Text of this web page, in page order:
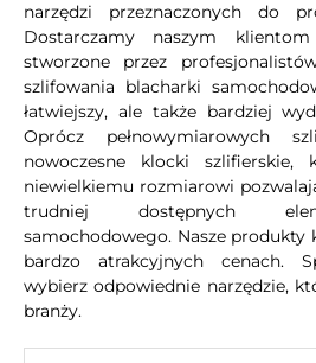
narzędzi przeznaczonych do
Dostarczamy naszym
stworzone przez
szlifowania blacharki
łatwiejszy, ale także bardziej
Oprócz pełnowymiarowych
nowoczesne klocki szlifierskie,
niewielkiemu rozmiarowi
trudniej dostępnych
samochodowego. Nasze produkty
bardzo atrakcyjnych cenach.
wybierz odpowiednie narzędzie,
branży.